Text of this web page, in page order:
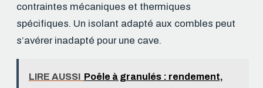
contraintes mécaniques et thermiques
spécifiques. Un isolant adapté aux combles peut
s’avérer inadapté pour une cave.
LIRE AUSSI Poêle à granulés : rendement,